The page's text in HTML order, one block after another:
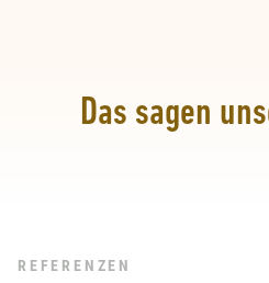
Das sagen
REFERENZEN